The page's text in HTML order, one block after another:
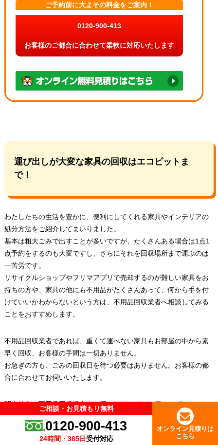
ご相談・お見積もり無料
0120-900-413
24時間・365日受付対応
オンライン見積りは
こちら
ご予約前に大よその料金をご案内！
0120-900-413
お客様のご都合に合わせて柔軟に対応いたします
運び出しが大変な家具の回収はエコピットま
で！
わたしたちの生活を豊かに、便利にしてくれる家具やインテリアの
処分方法をご紹介してまいりました。
基本は粗大ごみで出すことが多いですが、たくさんある場合は1点1
点予約をするのも大変ですし、さらにそれを回収場所まで運ぶのは
一苦労です。
リサイクルショップやフリマアプリで売却するのが難しい家具をお
持ちの方や、家具の他にも不用品がたくさんあって、何から手を付
けていいかわからないという方は、不用品回収業者へ相談してみる
ことをおすすめします。
不用品回収業者であれば、重くて運べない家具もお部屋の中から素
早く回収、お客様の手間は一切ありません。
お急ぎの方も、ごみの回収日を待つ必要はありません。お客様の都
合に合わせてお伺いいたします。
関東地方で不用品回収業者をお探しなら、ぜひ一度エコピットへご
相談ください！
ご相談・お見積もり無料
0120-900-413
24時間・365日受付対応
オンライン見積りは
こちら